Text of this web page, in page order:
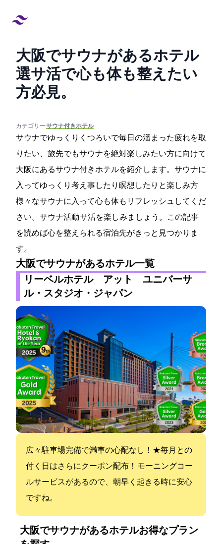
大阪でサウナがあるホテル8
選!サ活で心も体も整えたい
方必見。
カテゴリー:#サウナ付きホテル
サウナでゆっくりくつろいで毎日の溜まった疲れを取
りたい、旅先でもサウナを絶対楽しみたい方に向けて
大阪にあるサウナ付きホテルを紹介します。サウナに
入ってゆっくり考え事したり瞑想したりと楽しみ方
様々なサウナに入って心も体もリフレッシュしてくだ
さい。サウナ活動 サ活を楽しみましょう。この記事
を読めば心を整えられる宿泊先がきっと見つかりま
す。
大阪でサウナがあるホテル一覧
リーベルホテル アット ユニバーサ
ル・スタジオ・ジャパン
広々駐車場完備で満車の心配なし！★毎月0と5の
付く日はさらに5%+10%OFFクーポン配布！ モーニングコー
ルサービスがあるので、朝早く起きる時に安心
ですね。
大阪でサウナがあるホテル:お得なプラン